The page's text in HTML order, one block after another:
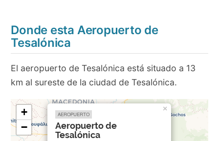
Donde esta Aeropuerto de
Tesalónica
El aeropuerto de Tesalónica está situado a 13
km al sureste de la ciudad de Tesalónica.
AEROPUERTO
Aeropuerto de
Tesalónica
×
+
−